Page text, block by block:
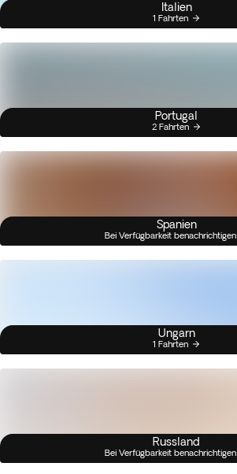
Italien
1 Fahrten
Portugal
2 Fahrten
Spanien
Bei Verfügbarkeit benachrichtigen
Ungarn
1 Fahrten
Russland
Bei Verfügbarkeit benachrichtigen